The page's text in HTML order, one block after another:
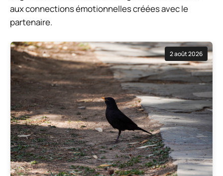
aux connections émotionnelles créées avec le
partenaire.
2 août 2026